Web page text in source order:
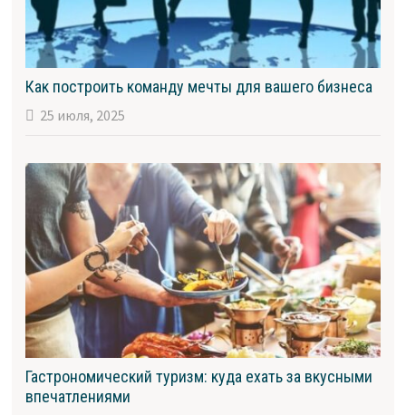
Как построить команду мечты для вашего бизнеса
25 июля, 2025
Гастрономический туризм: куда ехать за вкусными
впечатлениями